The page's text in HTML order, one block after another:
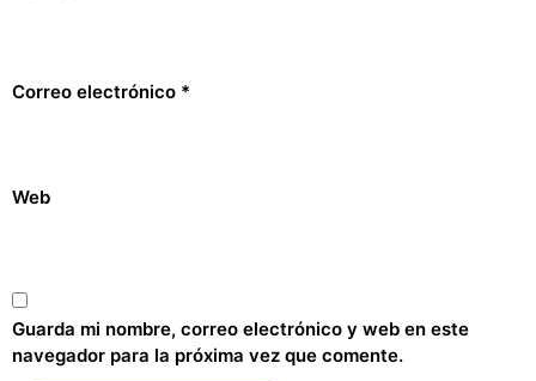
Correo electrónico *
Web
Guarda mi nombre, correo electrónico y web en este
navegador para la próxima vez que comente.